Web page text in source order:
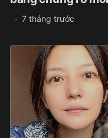
7 tháng trước